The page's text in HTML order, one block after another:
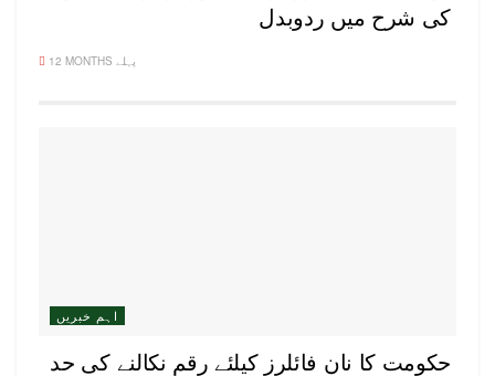
کی شرح میں ردوبدل
12 MONTHS پہلے
اہم خبریں
حکومت کا نان فائلرز کیلئے رقم نکالنے کی حد